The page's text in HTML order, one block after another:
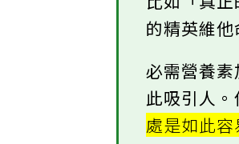
比如「真
的精英維
必需營養
此吸引人